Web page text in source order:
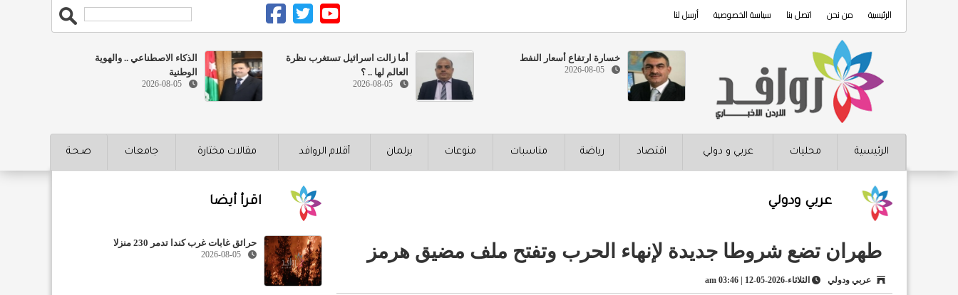
الرئيسية من نحن اتصل بنا سياسة الخصوصية أرسل لنا
خسارة ارتفاع أسعار النفط
2026-08-05
أما زالت اسرائيل تستغرب نظرة
العالم لها .. ؟
2026-08-05
الذكاء الاصطناعي .. والهوية
الوطنية
2026-08-05
الرئيسية محليات عربي و دولي اقتصاد رياضة مناسبات منوعات برلمان أقلام الروافد مقالات مختارة جامعات صـحـة
عربي ودولي
طهران تضع شروطا جديدة لإنهاء الحرب وتفتح ملف مضيق هرمز
عربي ودولي الثلاثاء-2026-05-12 | 03:46 am
اقرأ أيضا
حرائق غابات غرب كندا تدمر 230 منزلا
2026-08-05